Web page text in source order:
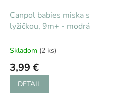
Canpol babies miska s
lyžičkou, 9m+ - modrá
Skladom (2 ks)
3,99 €
DETAIL